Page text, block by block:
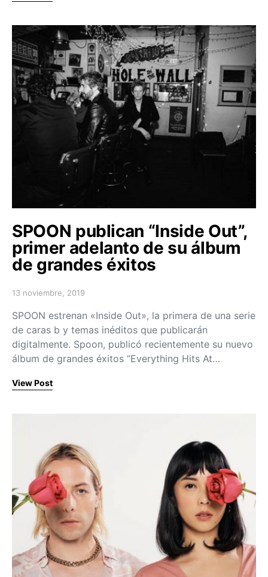
SPOON publican “Inside Out”,
primer adelanto de su álbum
de grandes éxitos
Posted on
13 noviembre, 2019
SPOON estrenan «Inside Out», la primera de una serie
de caras b y temas inéditos que publicarán
digitalmente. Spoon, publicó recientemente su nuevo
álbum de grandes éxitos “Everything Hits At…
View Post